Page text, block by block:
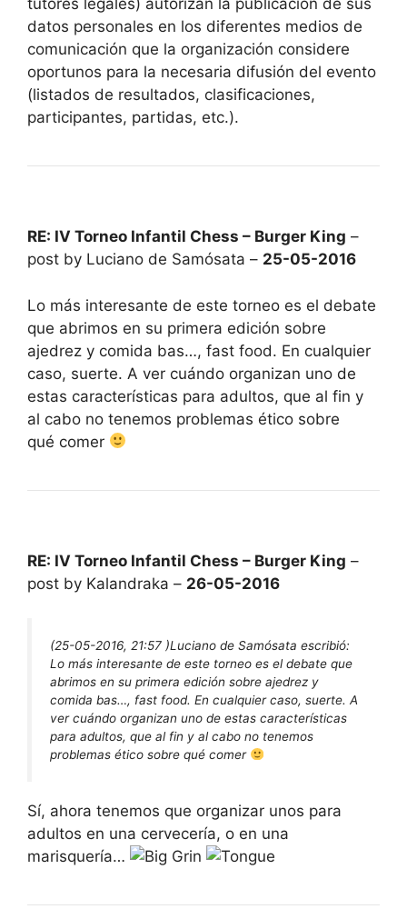
tutores legales) autorizan la publicación de sus
datos personales en los diferentes medios de
comunicación que la organización considere
oportunos para la necesaria difusión del evento
(listados de resultados, clasificaciones,
participantes, partidas, etc.).
RE: IV Torneo Infantil Chess – Burger King –
post by Luciano de Samósata – 25-05-2016
Lo más interesante de este torneo es el debate
que abrimos en su primera edición sobre
ajedrez y comida bas…, fast food. En cualquier
caso, suerte. A ver cuándo organizan uno de
estas características para adultos, que al fin y
al cabo no tenemos problemas ético sobre
qué comer
RE: IV Torneo Infantil Chess – Burger King –
post by Kalandraka – 26-05-2016
(25-05-2016, 21:57 )Luciano de Samósata escribió:
Lo más interesante de este torneo es el debate que
abrimos en su primera edición sobre ajedrez y
comida bas…, fast food. En cualquier caso, suerte. A
ver cuándo organizan uno de estas características
para adultos, que al fin y al cabo no tenemos
problemas ético sobre qué comer
Sí, ahora tenemos que organizar unos para
adultos en una cervecería, o en una
marisquería…